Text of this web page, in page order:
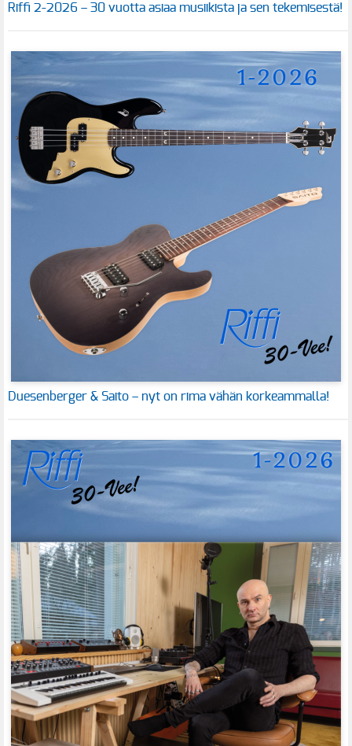
Riffi 2-2026 – 30 vuotta asiaa musiikista ja sen tekemisestä!
Duesenberger & Saito – nyt on rima vähän korkeammalla!